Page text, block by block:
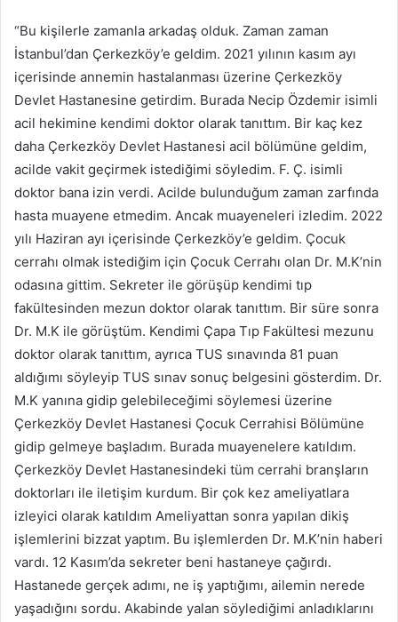
“Bu kişilerle zamanla arkadaş olduk. Zaman zaman
İstanbul’dan Çerkezköy’e geldim. 2021 yılının kasım ayı
içerisinde annemin hastalanması üzerine Çerkezköy
Devlet Hastanesine getirdim. Burada Necip Özdemir isimli
acil hekimine kendimi doktor olarak tanıttım. Bir kaç kez
daha Çerkezköy Devlet Hastanesi acil bölümüne geldim,
acilde vakit geçirmek istediğimi söyledim. F. Ç. isimli
doktor bana izin verdi. Acilde bulunduğum zaman zarfında
hasta muayene etmedim. Ancak muayeneleri izledim. 2022
yılı Haziran ayı içerisinde Çerkezköy’e geldim. Çocuk
cerrahı olmak istediğim için Çocuk Cerrahı olan Dr. M.K’nin
odasına gittim. Sekreter ile görüşüp kendimi tıp
fakültesinden mezun doktor olarak tanıttım. Bir süre sonra
Dr. M.K ile görüştüm. Kendimi Çapa Tıp Fakültesi mezunu
doktor olarak tanıttım, ayrıca TUS sınavında 81 puan
aldığımı söyleyip TUS sınav sonuç belgesini gösterdim. Dr.
M.K yanına gidip gelebileceğimi söylemesi üzerine
Çerkezköy Devlet Hastanesi Çocuk Cerrahisi Bölümüne
gidip gelmeye başladım. Burada muayenelere katıldım.
Çerkezköy Devlet Hastanesindeki tüm cerrahi branşların
doktorları ile iletişim kurdum. Bir çok kez ameliyatlara
izleyici olarak katıldım Ameliyattan sonra yapılan dikiş
işlemlerini bizzat yaptım. Bu işlemlerden Dr. M.K’nin haberi
vardı. 12 Kasım’da sekreter beni hastaneye çağırdı.
Hastanede gerçek adımı, ne iş yaptığımı, ailemin nerede
yaşadığını sordu. Akabinde yalan söylediğimi anladıklarını